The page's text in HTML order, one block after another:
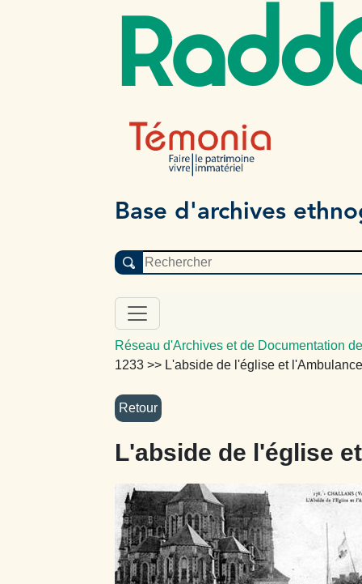
Base d'archives
Réseau d'Archives et de Documentation
1233 >> L'abside de l'église et l'Ambulance
L'abside de l'église